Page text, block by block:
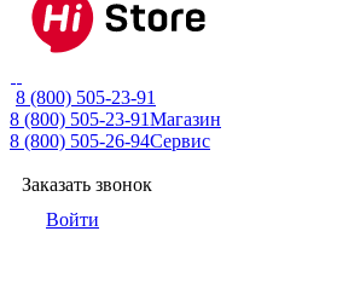
8 (800) 505-23-91
8 (800) 505-23-91Магазин
8 (800) 505-26-94Сервис
Заказать звонок
Войти